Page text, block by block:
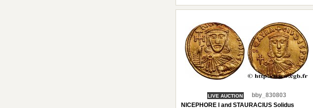
LIVE AUCTION
bby_830803
NICEPHORE I and STAURACIUS Solidus